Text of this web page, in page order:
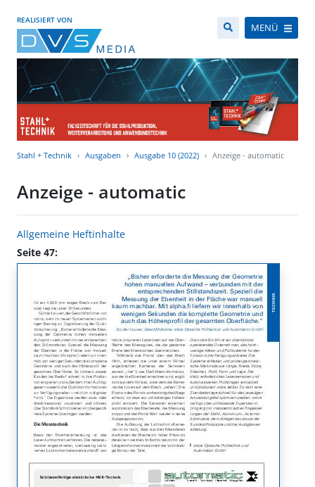
REALISIERT VON
MENÜ
Stahl + Technik Ausgaben Ausgabe 10 (2022) Anzeige - automatic
Anzeige - automatic
Allgemeine Heftinhalte
Seite 47: